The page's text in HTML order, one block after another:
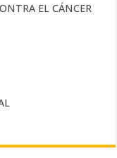
EL CÁNCER